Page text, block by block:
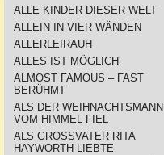
ALLE KINDER DIESER WELT
ALLEIN IN VIER WÄNDEN
ALLERLEIRAUH
ALLES IST MÖGLICH
ALMOST FAMOUS – FAST
BERÜHMT
ALS DER WEIHNACHTSMANN
VOM HIMMEL FIEL
ALS GROSSVATER RITA
HAYWORTH LIEBTE